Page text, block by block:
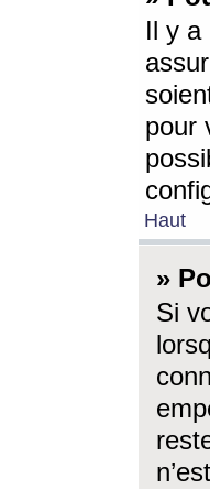
Il y a
pour
Haut
»
Si